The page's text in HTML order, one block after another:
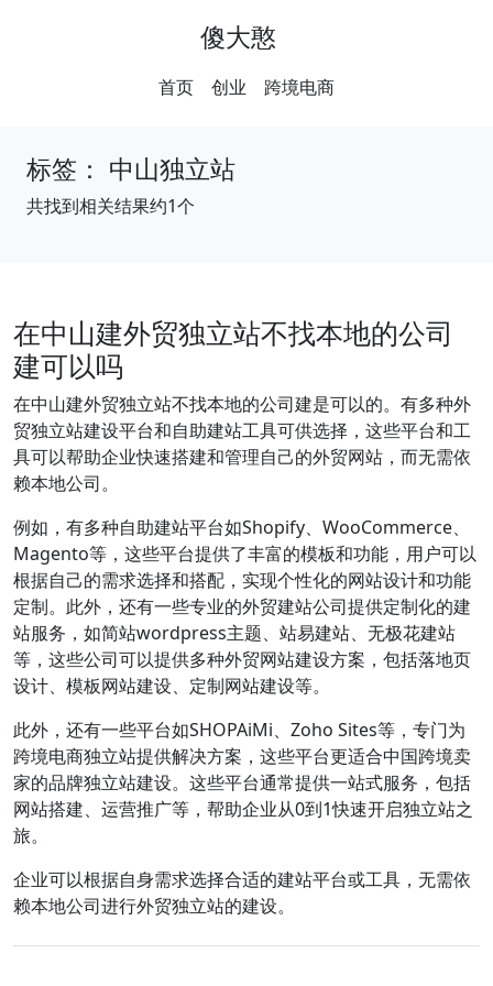
傻大憨
首页 创业 跨境电商
标签： 中山独立站
共找到相关结果约1个
在中山建外贸独立站不找本地的公司
建可以吗
在中山建外贸独立站不找本地的公司建是可以的。有多种外
贸独立站建设平台和自助建站工具可供选择，这些平台和工
具可以帮助企业快速搭建和管理自己的外贸网站，而无需依
赖本地公司。
例如，有多种自助建站平台如Shopify、WooCommerce、
Magento等，这些平台提供了丰富的模板和功能，用户可以
根据自己的需求选择和搭配，实现个性化的网站设计和功能
定制。此外，还有一些专业的外贸建站公司提供定制化的建
站服务，如简站wordpress主题、站易建站、 无极花建站
等，这些公司可以提供多种外贸网站建设方案，包括落地页
设计、模板网站建设、定制网站建设等。
此外，还有一些平台如SHOPAiMi、Zoho Sites等，专门为
跨境电商独立站提供解决方案，这些平台更适合中国跨境卖
家的品牌独立站建设。这些平台通常提供一站式服务，包括
网站搭建、运营推广等，帮助企业从0到1快速开启独立站之
旅。
企业可以根据自身需求选择合适的建站平台或工具，无需依
赖本地公司进行外贸独立站的建设。